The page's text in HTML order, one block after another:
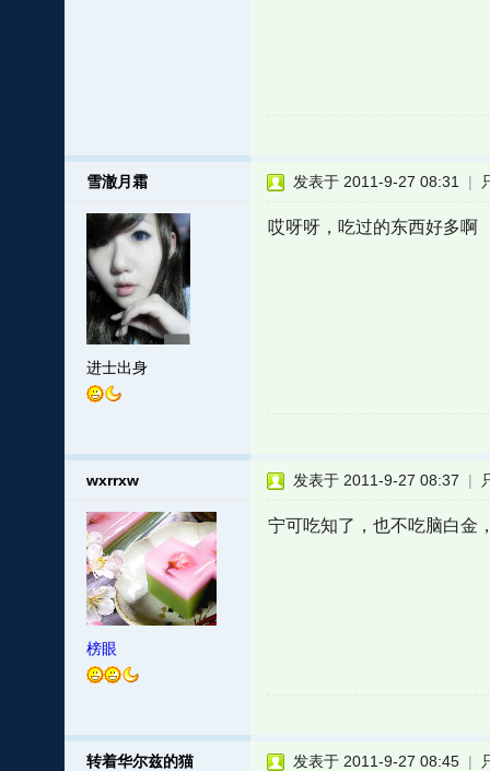
雪澈月霜
进士出身
发表于 2011-9-27 08:31 |
哎呀呀，吃过的东西好多啊
wxrrxw
榜眼
发表于 2011-9-27 08:37 |
宁可吃知了，也不吃脑白金
转着华尔兹的猫 发表于 2011-9-27 08:45 |